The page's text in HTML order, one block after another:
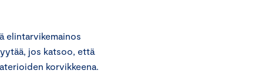
elintarvikemainos
jos katsoo, että
korvikkeena.